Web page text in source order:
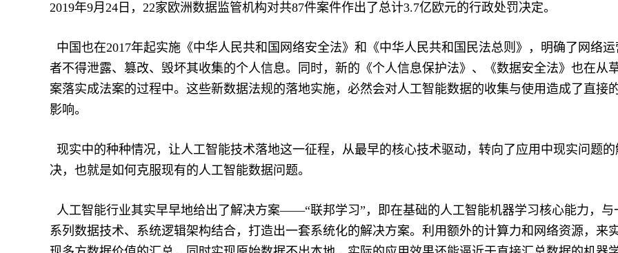
2019年9月24日，22家欧洲数据监管机构对共87件案件作出了总计3.7亿欧元的行政处罚决定。
中国也在2017年起实施《中华人民共和国网络安全法》和《中华人民共和国民法总则》，明确了网络运
者不得泄露、篡改、毁坏其收集的个人信息。同时，新的《个人信息保护法》、《数据安全法》也在从
案落实成法案的过程中。这些新数据法规的落地实施，必然会对人工智能数据的收集与使用造成了直接
影响。
现实中的种种情况，让人工智能技术落地这一征程，从最早的核心技术驱动，转向了应用中现实问题的
决，也就是如何克服现有的人工智能数据问题。
人工智能行业其实早早地给出了解决方案——“联邦学习”，即在基础的人工智能机器学习核心能力，与
系列数据技术、系统逻辑架构结合，打造出一套系统化的解决方案。利用额外的计算力和网络资源，来